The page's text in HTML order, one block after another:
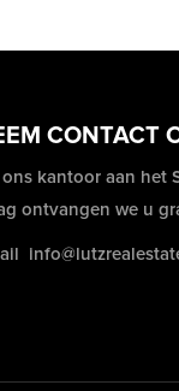
CONTACT
kantoor aan het
ontvangen we u